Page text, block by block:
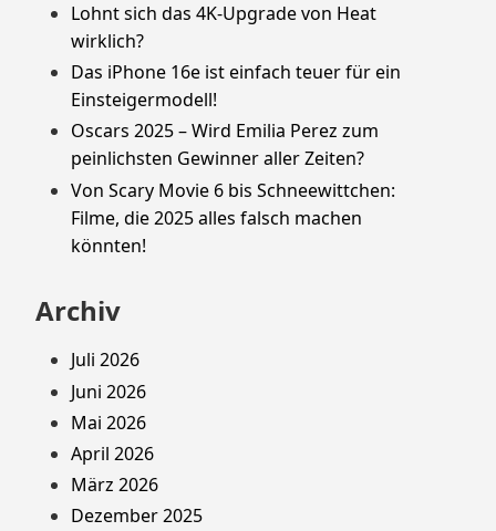
Lohnt sich das 4K-Upgrade von Heat
wirklich?
Das iPhone 16e ist einfach teuer für ein
Einsteigermodell!
Oscars 2025 – Wird Emilia Perez zum
peinlichsten Gewinner aller Zeiten?
Von Scary Movie 6 bis Schneewittchen:
Filme, die 2025 alles falsch machen
könnten!
Archiv
Juli 2026
Juni 2026
Mai 2026
April 2026
März 2026
Dezember 2025